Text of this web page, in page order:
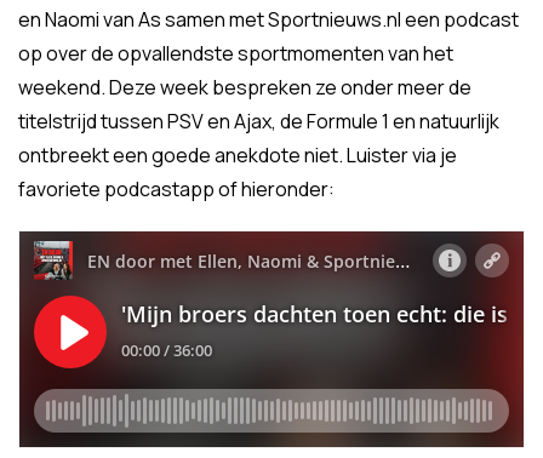
en Naomi van As samen met Sportnieuws.nl een podcast
op over de opvallendste sportmomenten van het
weekend. Deze week bespreken ze onder meer de
titelstrijd tussen PSV en Ajax, de Formule 1 en natuurlijk
ontbreekt een goede anekdote niet. Luister via je
favoriete podcastapp of hieronder: